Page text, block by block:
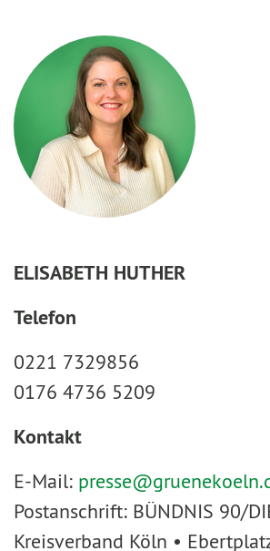
ELISABETH HUTHER
Telefon
0221 7329856
0176 4736 5209
Kontakt
E-Mail: presse@
Postanschrift: BÜNDNIS 90/
Kreisverband Köln •